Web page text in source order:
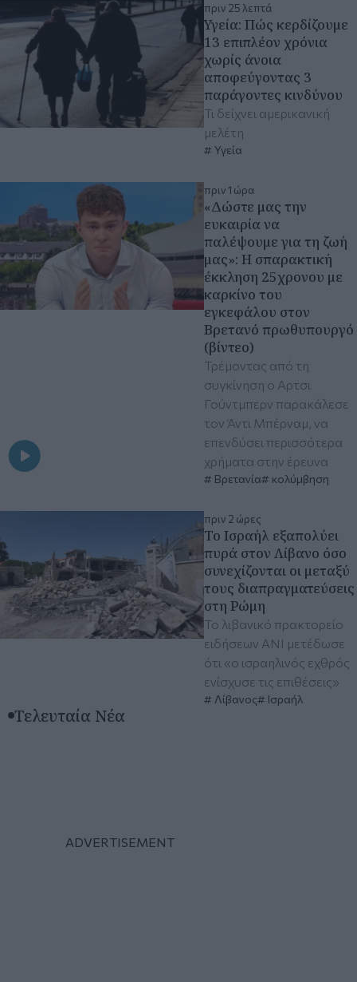
πριν 25 λεπτά
Υγεία: Πώς κερδίζουμε
13 επιπλέον χρόνια
χωρίς άνοια
αποφεύγοντας 3
παράγοντες κινδύνου
Τι δείχνει αμερικανική
μελέτη
Υγεία
πριν 1 ώρα
«Δώστε μας την
ευκαιρία να
παλέψουμε για τη ζωή
μας»: Η σπαρακτική
έκκληση 25χρονου με
καρκίνο του
εγκεφάλου στον
Βρετανό πρωθυπουργό
(βίντεο)
Τρέμοντας από τη
συγκίνηση ο Αρτσι
Γούντμπερν παρακάλεσε
τον Άντι Μπέρναμ, να
επενδύσει περισσότερα
χρήματα στην έρευνα
Βρετανία κολύμβηση
πριν 2 ώρες
Το Ισραήλ εξαπολύει
πυρά στον Λίβανο όσο
συνεχίζονται οι μεταξύ
τους διαπραγματεύσεις
στη Ρώμη
Το λιβανικό πρακτορείο
ειδήσεων ANI μετέδωσε
ότι «ο ισραηλινός εχθρός
ενίσχυσε τις επιθέσεις»
Λίβανος Ισραήλ
Τελευταία Νέα